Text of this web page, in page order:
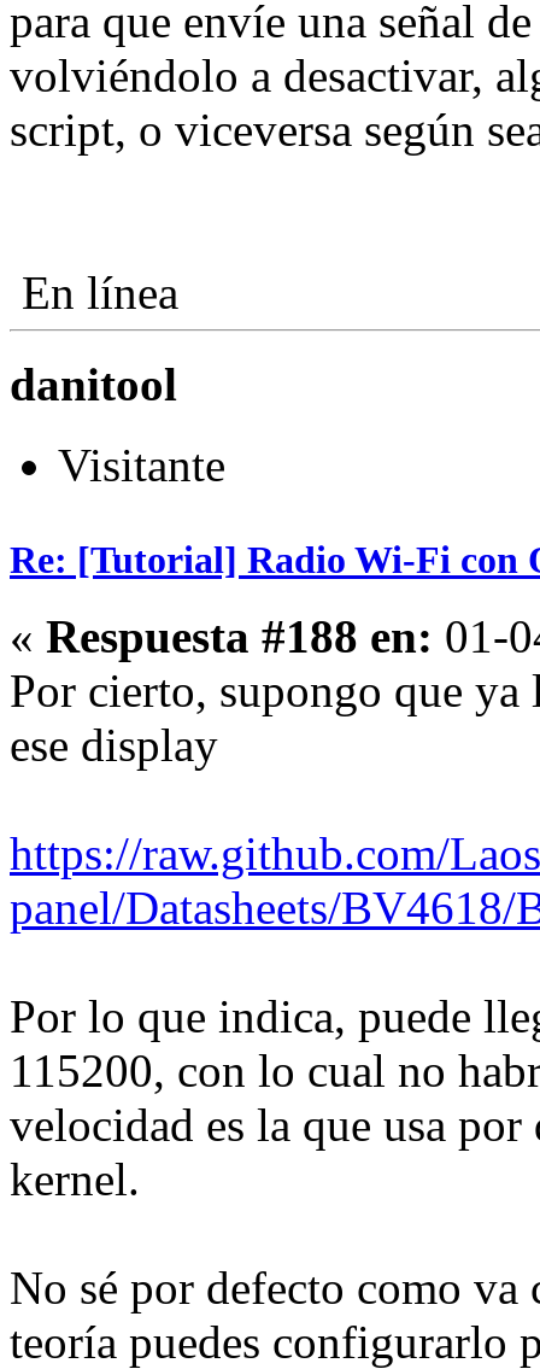
para que envíe una señal
volviéndolo a desactivar,
script, o viceversa según
En línea
danitool
Visitante
Re: [Tutorial] Radio Wi-Fi con
« Respuesta #188 en: 01-
Por cierto, supongo que ya
ese display
https://raw.github.com/
panel/Datasheets/
Por lo que indica, puede
115200, con lo cual no
velocidad es la que usa
kernel.
No sé por defecto como
teoría puedes configurarlo